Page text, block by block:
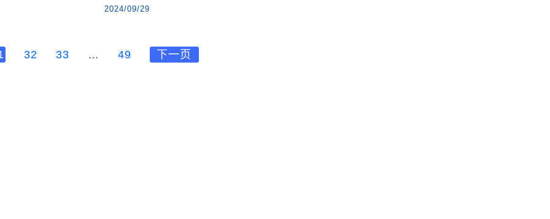
2024/09/29
32 33 … 49 下一页